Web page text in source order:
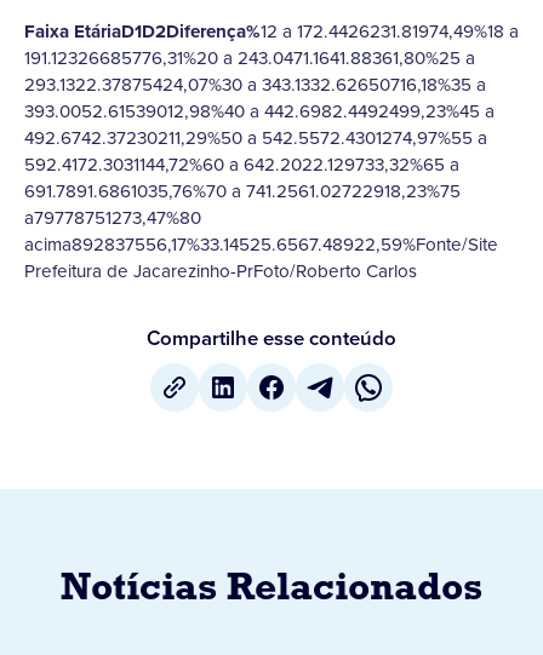
Faixa EtáriaD1D2Diferença%12 a 172.4426231.81974,49%18 a
191.12326685776,31%20 a 243.0471.1641.88361,80%25 a
293.1322.37875424,07%30 a 343.1332.62650716,18%35 a
393.0052.61539012,98%40 a 442.6982.4492499,23%45 a
492.6742.37230211,29%50 a 542.5572.4301274,97%55 a
592.4172.3031144,72%60 a 642.2022.129733,32%65 a
691.7891.6861035,76%70 a 741.2561.02722918,23%75
a79778751273,47%80
acima892837556,17%33.14525.6567.48922,59%Fonte/Site
Prefeitura de Jacarezinho-PrFoto/Roberto Carlos
Compartilhe esse conteúdo
Notícias Relacionados